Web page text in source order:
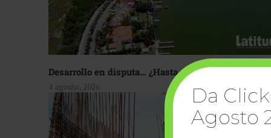
Desarrollo en disputa… ¿Hasta dónde crecer?
4 agosto, 2026
Da
Agosto